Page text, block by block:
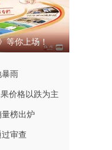
等你上场！
暴雨
果价格以跌为主
量榜出炉
过审查